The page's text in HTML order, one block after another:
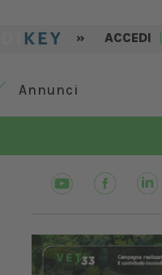
» ACCEDI |
Annunci